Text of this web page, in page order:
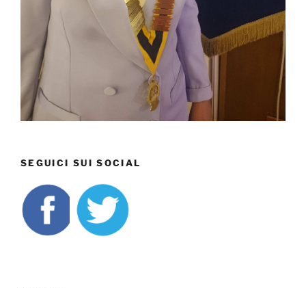
SEGUICI SUI SOCIAL